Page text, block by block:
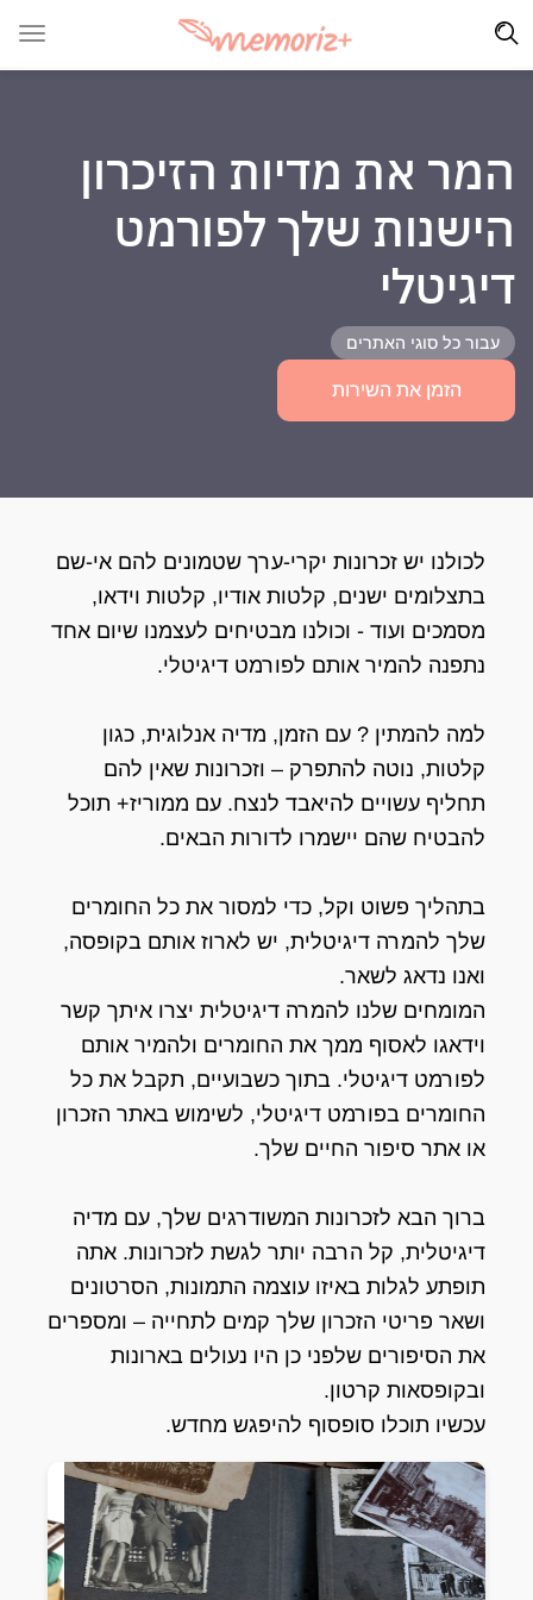
המר את מדיות הזיכרון
הישנות שלך לפורמט
דיגיטלי
עבור כל סוגי האתרים
הזמן את השירות
לכולנו יש זכרונות יקרי-ערך שטמונים להם אי-שם
בתצלומים ישנים, קלטות אודיו, קלטות וידאו,
מסמכים ועוד - וכולנו מבטיחים לעצמנו שיום אחד
נתפנה להמיר אותם לפורמט דיגיטלי.
למה להמתין ? עם הזמן, מדיה אנלוגית, כגון
קלטות, נוטה להתפרק – וזכרונות שאין להם
תחליף עשויים להיאבד לנצח. עם ממוריז+ תוכל
להבטיח שהם יישמרו לדורות הבאים.
בתהליך פשוט וקל, כדי למסור את כל החומרים
שלך להמרה דיגיטלית, יש לארוז אותם בקופסה,
ואנו נדאג לשאר.
המומחים שלנו להמרה דיגיטלית יצרו איתך קשר
וידאגו לאסוף ממך את החומרים ולהמיר אותם
לפורמט דיגיטלי. בתוך כשבועיים, תקבל את כל
החומרים בפורמט דיגיטלי, לשימוש באתר הזכרון
או אתר סיפור החיים שלך.
ברוך הבא לזכרונות המשודרגים שלך, עם מדיה
דיגיטלית, קל הרבה יותר לגשת לזכרונות. אתה
תופתע לגלות באיזו עוצמה התמונות, הסרטונים
ושאר פריטי הזכרון שלך קמים לתחייה – ומספרים
את הסיפורים שלפני כן היו נעולים בארונות
ובקופסאות קרטון.
עכשיו תוכלו סופסוף להיפגש מחדש.